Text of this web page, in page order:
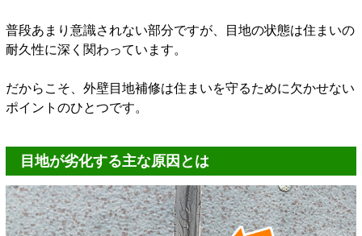
普段あまり意識されない部分ですが、目地の状態は住まいの
耐久性に深く関わっています。
だからこそ、外壁目地補修は住まいを守るために欠かせない
ポイントのひとつです。
目地が劣化する主な原因とは